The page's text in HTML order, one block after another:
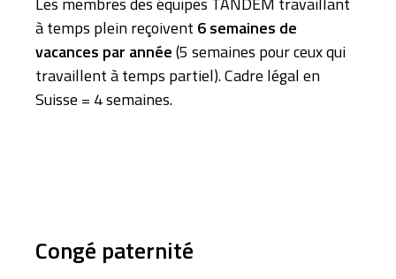
à temps plein reçoivent 6 semaines de
vacances par année(5 semaines pour ceux qui
travaillent à temps partiel). Cadre légal en
Suisse = 4 semaines.
Congé paternité